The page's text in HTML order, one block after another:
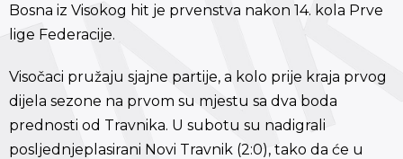
Bosna iz Visokog hit je prvenstva nakon 14. kola Prve
lige Federacije.
Visočaci pružaju sjajne partije, a kolo prije kraja prvog
dijela sezone na prvom su mjestu sa dva boda
prednosti od Travnika. U subotu su nadigrali
posljednjeplasirani Novi Travnik (2:0), tako da će u